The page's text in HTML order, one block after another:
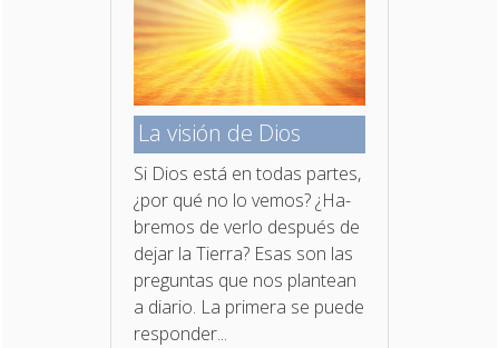
La visión de Dios
Si Dios está en todas partes,
¿por qué no lo vemos? ¿Ha­
bremos de verlo después de
dejar la Tierra? Esas son las
preguntas que nos plantean
a diario. La primera se puede
responder...